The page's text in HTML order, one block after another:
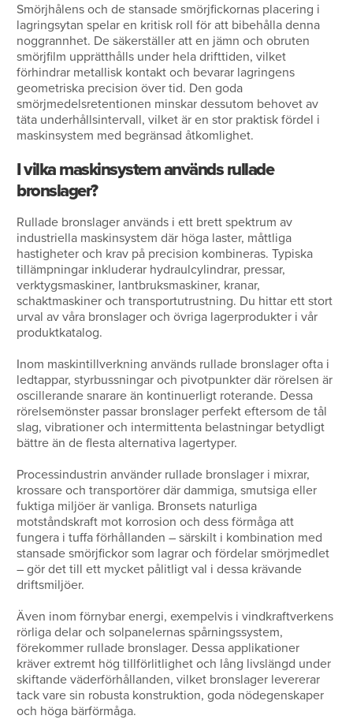
Smörjhålens och de stansade smörjfickornas placering i
lagringsytan spelar en kritisk roll för att bibehålla denna
noggrannhet. De säkerställer att en jämn och obruten
smörjfilm upprätthålls under hela drifttiden, vilket
förhindrar metallisk kontakt och bevarar lagringens
geometriska precision över tid. Den goda
smörjmedelsretentionen minskar dessutom behovet av
täta underhållsintervall, vilket är en stor praktisk fördel i
maskinsystem med begränsad åtkomlighet.
I vilka maskinsystem används rullade
bronslager?
Rullade bronslager används i ett brett spektrum av
industriella maskinsystem där höga laster, måttliga
hastigheter och krav på precision kombineras. Typiska
tillämpningar inkluderar hydraulcylindrar, pressar,
verktygsmaskiner, lantbruksmaskiner, kranar,
schaktmaskiner och transportutrustning. Du hittar ett stort
urval av våra bronslager och övriga lagerprodukter i vår
produktkatalog.
Inom maskintillverkning används rullade bronslager ofta i
ledtappar, styrbussningar och pivotpunkter där rörelsen är
oscillerande snarare än kontinuerligt roterande. Dessa
rörelsemönster passar bronslager perfekt eftersom de tål
slag, vibrationer och intermittenta belastningar betydligt
bättre än de flesta alternativa lagertyper.
Processindustrin använder rullade bronslager i mixrar,
krossare och transportörer där dammiga, smutsiga eller
fuktiga miljöer är vanliga. Bronsets naturliga
motståndskraft mot korrosion och dess förmåga att
fungera i tuffa förhållanden – särskilt i kombination med
stansade smörjfickor som lagrar och fördelar smörjmedlet
– gör det till ett mycket pålitligt val i dessa krävande
driftsmiljöer.
Även inom förnybar energi, exempelvis i vindkraftverkens
rörliga delar och solpanelernas spårningssystem,
förekommer rullade bronslager. Dessa applikationer
kräver extremt hög tillförlitlighet och lång livslängd under
skiftande väderförhållanden, vilket bronslager levererar
tack vare sin robusta konstruktion, goda nödegenskaper
och höga bärförmåga.